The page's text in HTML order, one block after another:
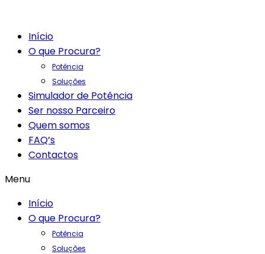
Início
O que Procura?
Potência
Soluções
Simulador de Potência
Ser nosso Parceiro
Quem somos
FAQ’s
Contactos
Menu
Início
O que Procura?
Potência
Soluções